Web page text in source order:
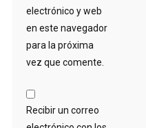
electrónico y web
en este navegador
para la próxima
vez que comente.
Recibir un correo